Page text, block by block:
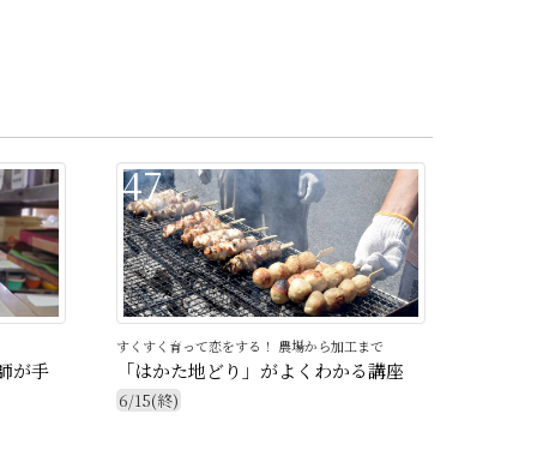
が手
47
すくすく育って恋をする！ 農場から加工まで
「はかた地どり」がよくわかる講座
6/15(終)